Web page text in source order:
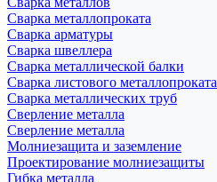
Сварка металлопроката
Сварка арматуры
Сварка швеллера
Сварка металлической балки
Сварка листового металлопроката
Сварка металлических труб
Сверление металла
Сверление металла
Молниезащита и заземление
Проектирование молниезащиты
Гибка металла